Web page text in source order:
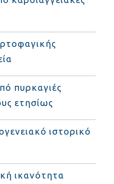
πυρκαγιές
ετησίως
ιστορικό
ικανότητα